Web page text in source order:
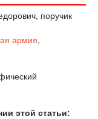
поручик
армия
этой статьи: